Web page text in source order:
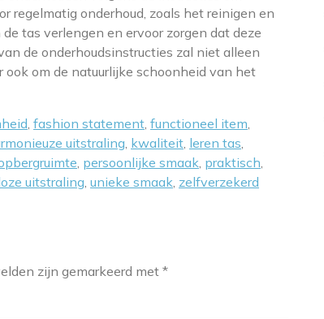
regelmatig onderhoud, zoals het reinigen en
tas verlengen en ervoor zorgen dat deze
de onderhoudsinstructies zal niet alleen
om de natuurlijke schoonheid van het
, fashion statement, functioneel item,
uitstraling, kwaliteit, leren tas,
, persoonlijke smaak, praktisch,
uitstraling, unieke smaak, zelfverzekerd
zijn gemarkeerd met *